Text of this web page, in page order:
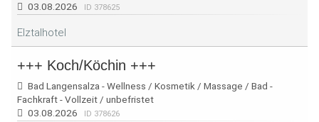
03.08.2026
ID 378625
Elztalhotel
+++ Koch/Köchin +++
Bad Langensalza - Wellness / Kosmetik / Massage / Bad -
Fachkraft - Vollzeit / unbefristet
03.08.2026
ID 378626